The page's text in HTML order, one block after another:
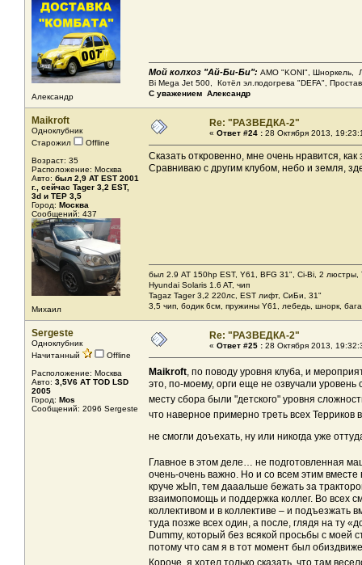
Александр
Мой колхоз "Ай-Би-Би": АМО "KONI", Шноркель,
Bi Mega Jet 500, Котёл эл.подогрева "DEFA",
С уважением Александр
Maikroft
Одноклубник
Старожил
Offline
Возраст: 35
Расположение: Москва
Авто: был 2,9 AT EST 2001
г., сейчас Tager 3,2 EST,
3d и ТЕР 3,5
Город: Москва
Сообщений: 437
Михаил
Re: "РАЗВЕДКА-2"
« Ответ #24 : 28 Октября 2013,
Сказать откровенно, мне очень нравится, как
Сравниваю с другим клубом, небо и земля,
был 2.9 AT 150hp EST, Y61, BFG 31", Ci-Bi, 2 люстры,
Hyundai Solaris 1.6 AT, чип
Tagaz Tager 3,2 220лс, EST лифт, СиБи, 31"
3,5 чип, бодик 6см, пружины Y61, лебедь, шнорк,
Sergeste
Одноклубник
Начитанный
Offline
Расположение: Москва
Авто: 3,5V6 АТ TOD LSD
2005
Город: Mos
Сообщений: 2096 Sergeste
Re: "РАЗВЕДКА-2"
« Ответ #25 : 28 Октября 2013,
Maikroft, по поводу уровня клуба, и
это, по-моему, орги еще не озвучали
месту сбора были "детского" уровня
что наверное примерно треть всех
не смогли доъехать, ну или никогда уже
Главное в этом деле… не подготовленная
очень-очень важно. Но и со всем этим
круче жЫп, тем дааальше бежать за
взаимопомощь и поддержка коллег. Во всех
коллективом и в коллективе – и подъезжать
туда позже всех один, а после, глядя на ту
Dummy, который без всякой просьбы с
потому что сам я в тот момент был